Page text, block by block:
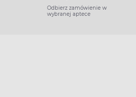
Odbierz zamówienie w
wybranej aptece